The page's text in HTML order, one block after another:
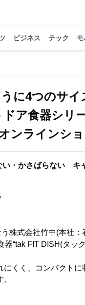
ビジネス テック
に4つのサ
ア食器シリ
ンラインシ
い・かさばらない キ
株式会社竹中(本社：
“tak FIT DISH(タッ
くく、コンパクト